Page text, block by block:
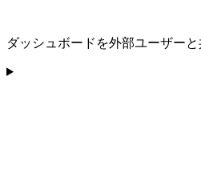
ダッシュボードを外部ユーザー